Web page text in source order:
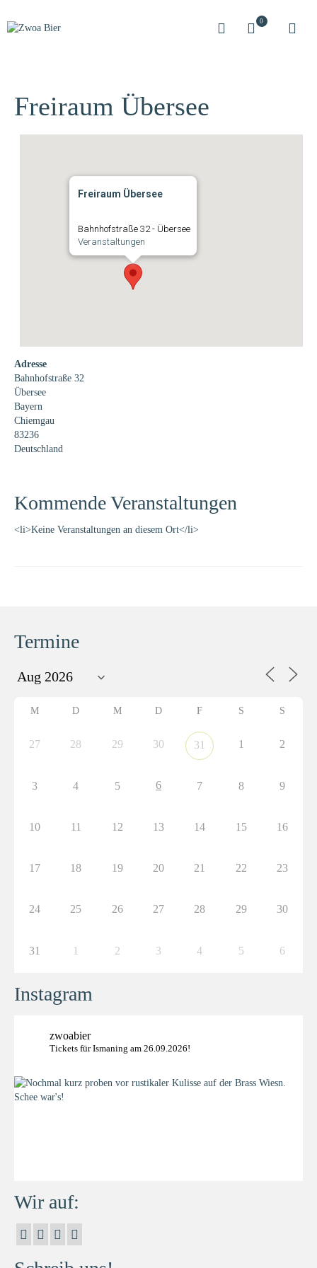
0
Freiraum Übersee
Freiraum Übersee
Bahnhofstraße 32 - Übersee
Veranstaltungen
Adresse
Bahnhofstraße 32
Übersee
Bayern
Chiemgau
83236
Deutschland
Kommende Veranstaltungen
<li>Keine Veranstaltungen an diesem Ort</li>
Termine
M D M D F S S
27 28 29 30 31 1 2
3 4 5 6 7 8 9
10 11 12 13 14 15 16
17 18 19 20 21 22 23
24 25 26 27 28 29 30
31 1 2 3 4 5 6
Instagram
zwoabier
Tickets für Ismaning am 26.09.2026!
Wir auf: